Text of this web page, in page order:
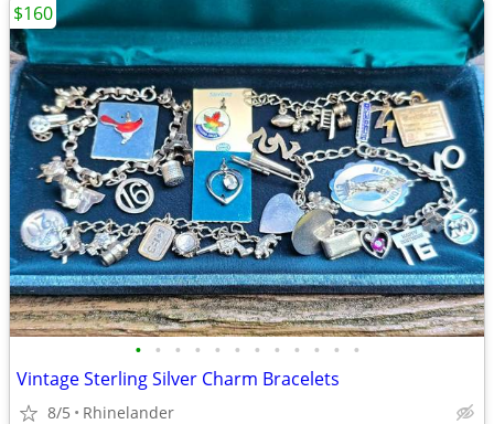
• • • • • • • • • • • •
Vintage Sterling Silver Charm Bracelets
8/5 Rhinelander
$160